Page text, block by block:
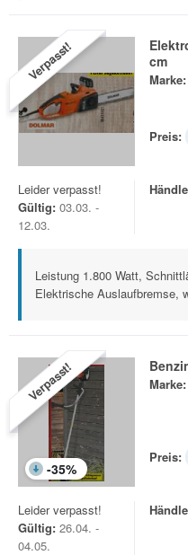
Verpasst!
cm
Marke:
Preis:
Leider verpasst!
Gültig: 03.03. -
12.03.
Leistung 1.800 Watt,
Elektrische Auslaufbremse,
Verpasst!
-35%
Marke:
Preis:
Leider verpasst!
Gültig: 26.04. -
04.05.